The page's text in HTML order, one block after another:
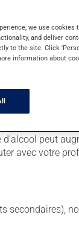
un horaire
Si
de votre
peut
avec votre
secondaires),
we use cookies
and deliver
to the site. Click
information about